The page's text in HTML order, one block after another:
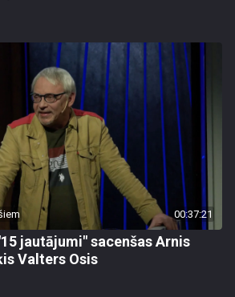
00:37:21
jautājumi" sacenšas Arnis
Valters Osis